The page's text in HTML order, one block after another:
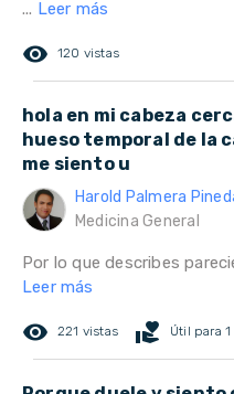
... Leer más
remove_red_eye 120 vistas
hola en mi cabeza
hueso temporal de la
me siento u
Harold Palmera
Medicina General
Por lo que describes
Leer más
remove_red_eye 221 vistas volunteer_activism Útil para